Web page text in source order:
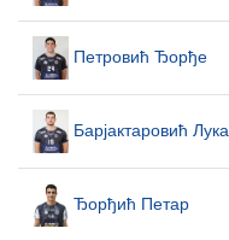
Петровић Ђорђе
Барјактаровић Лука
Ђорђић Петар